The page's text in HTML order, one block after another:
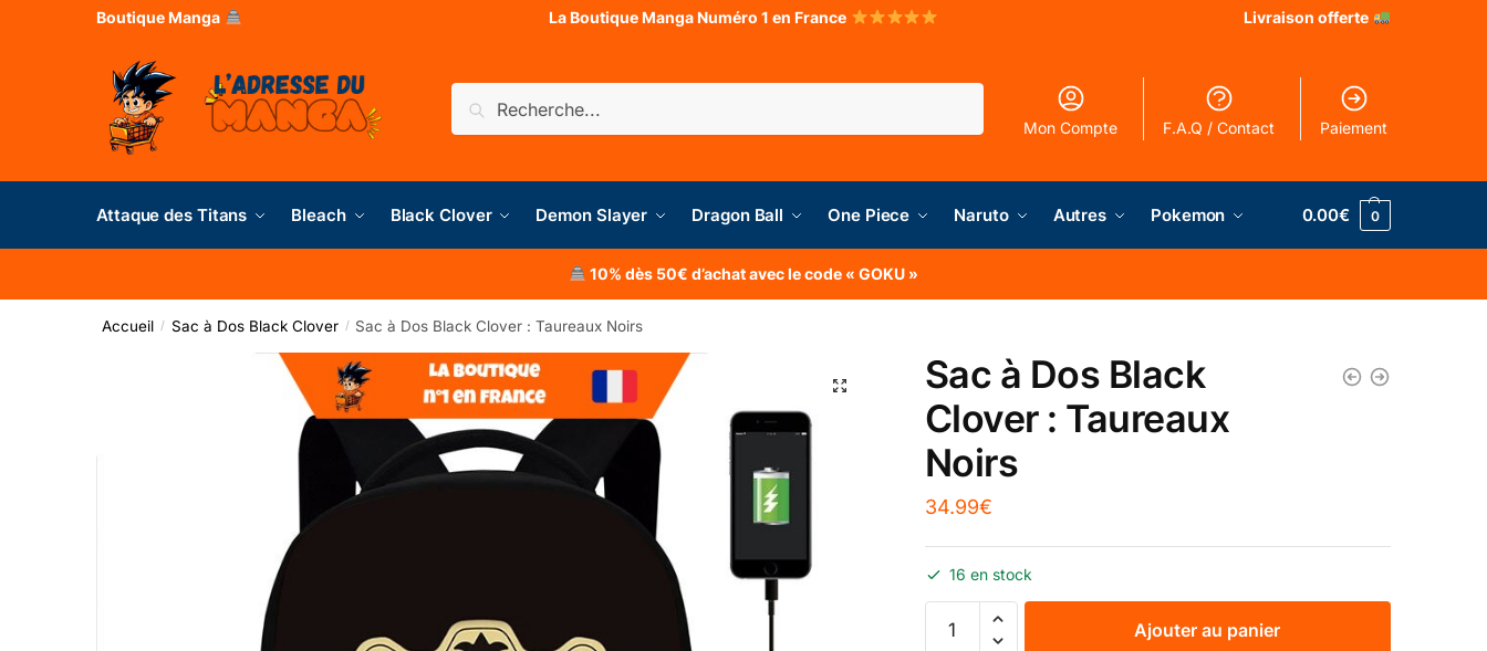
Boutique Manga La Boutique Manga Numéro 1 en France Livraison offerte
Mon Compte F.A.Q / Contact Paiement
Attaque des Titans Bleach Black Clover Demon Slayer Dragon Ball One Piece Naruto Autres Pokemon 0.00€ 0
10% dès 50€ d’achat avec le code « GOKU »
Accueil / Sac à Dos Black Clover / Sac à Dos Black Clover : Taureaux Noirs
Sac à Dos Black
Clover : Taureaux
Noirs
34.99€
16 en stock
Ajouter au panier